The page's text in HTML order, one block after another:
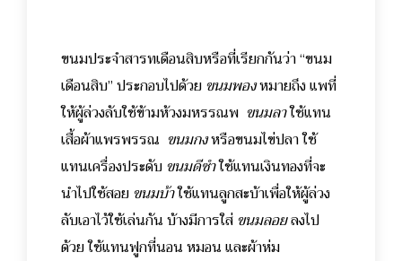
ขนมประจำสารทเดือนสิบหรือที่เรียกกันว่า “ขนม
เดือนสิบ” ประกอบไปด้วยขนมพองหมายถึง แพที่
ให้ผู้ล่วงลับใช้ข้ามห้วงมหรรณพ ขนมลาใช้แทน
เสื้อผ้าแพรพรรณ ขนมกงหรือขนมไข่ปลา ใช้
แทนเครื่องประดับขนมดีซำใช้แทนเงินทองที่จะ
นำไปใช้สอยขนมบ้าใช้แทนลูกสะบ้าเพื่อให้ผู้ล่วง
ลับเอาไว้ใช้เล่นกัน บ้างมีการใส่ขนมลอยลงไป
ด้วย ใช้แทนฟูกที่นอน หมอน และผ้าห่ม